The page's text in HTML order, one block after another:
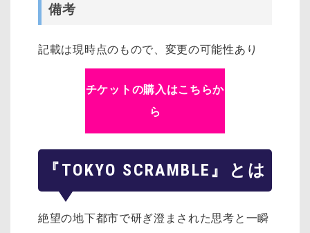
備考
記載は現時点のもので、変更の可能性あり
チケットの購入はこちらか
ら
『TOKYO SCRAMBLE』とは
絶望の地下都市で研ぎ澄まされた思考と一瞬